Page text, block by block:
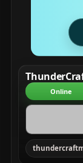
Online